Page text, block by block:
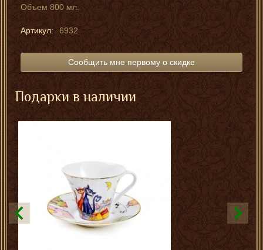
Объем 800 мл.
Артикул: 6932
Сообщить мне первому о скидке
Подарки в наличии